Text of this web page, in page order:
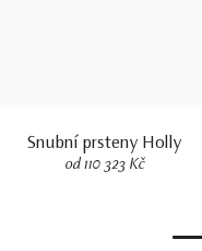
Snubní prsteny Holly
od 110 323 Kč